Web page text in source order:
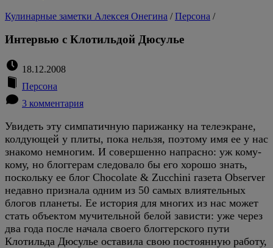
Кулинарные заметки Алексея Онегина /Персона /
Интервью с Клотильдой Дюсулье
18.12.2008
Персона
3 комментария
Увидеть эту симпатичную парижанку на телеэкране,
колдующей у плиты, пока нельзя, поэтому имя ее у нас
знакомо немногим. И совершенно напрасно: уж кому-
кому, но блоггерам следовало бы его хорошо знать,
поскольку ее блог Chocolate & Zucchini газета Observer
недавно признала одним из 50 самых влиятельных
блогов планеты. Ее история для многих из нас может
стать объектом мучительной белой зависти: уже через
два года после начала своего блоггерского пути
Клотильда Дюсулье оставила свою постоянную работу,